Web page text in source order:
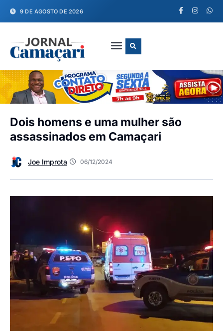
9 DE AGOSTO DE 2026
Dois homens e uma mulher são
assassinados em Camaçari
Joe Improta 06/12/2024